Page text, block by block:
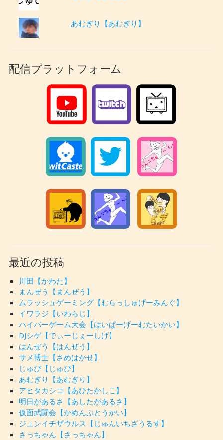
あむぎり【あむぎり】
配信プラットフォーム
最近の投稿
川田【かわた】
まんぜう【まんぜう】
ムラッシュゲーミング【むらっしゅげーみんぐ】
イワラジ【いわらじ】
ハイパーゲーム大会【はいぱーげーむたいかい】
DJシゲ【でぃーじぇーしげ】
はんぜう【はんぜう】
サメ博士【さめはかせ】
じゅぴ【じゅぴ】
あむぎり【あむぎり】
アヒタカシコ【あひたかしこ】
明日があるさ【あしたがあるさ】
仮面武闘会【かめんぶとうかい】
ジュンイチザウルス【じゅんいちざうるす】
さっちゃん【さっちゃん】